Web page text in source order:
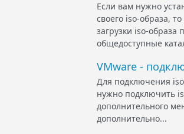
Если вам нужно
своего iso-образа,
загрузки iso-образа
общедоступные
VMware -
Для подключения
нужно подключить
дополнительного
дополнительно...